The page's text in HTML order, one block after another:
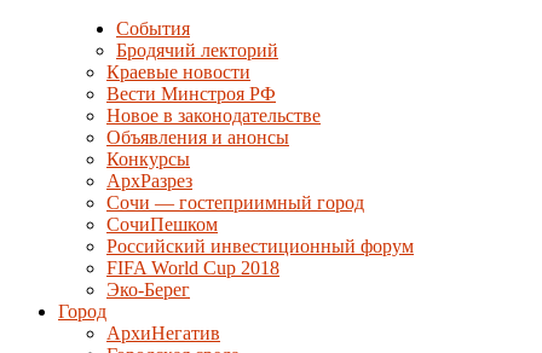
События
Бродячий лекторий
Краевые новости
Вести Минстроя РФ
Новое в законодательстве
Объявления и анонсы
Конкурсы
АрхРазрез
Сочи — гостеприимный город
СочиПешком
Российский инвестиционный форум
FIFA World Cup 2018
Эко-Берег
Город
АрхиНегатив